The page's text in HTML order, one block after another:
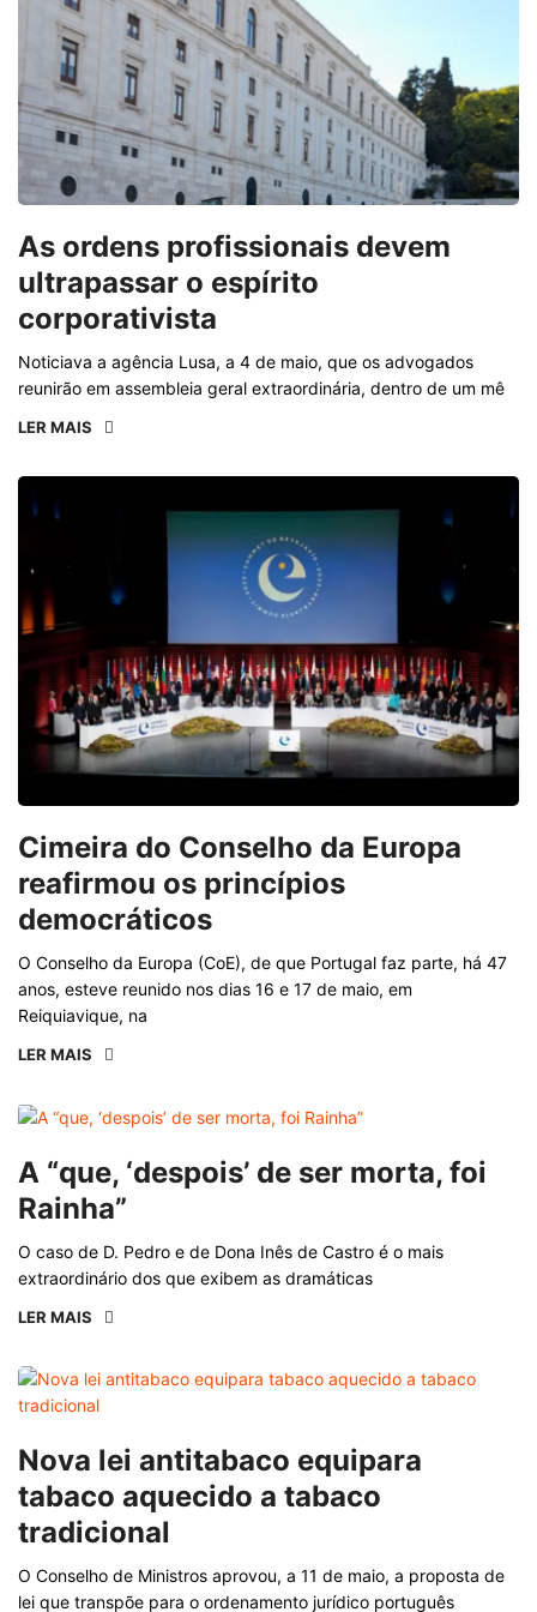
As ordens profissionais devem
ultrapassar o espírito
corporativista
Noticiava a agência Lusa, a 4 de maio, que os advogados
reunirão em assembleia geral extraordinária, dentro de um mê
LER MAIS
Cimeira do Conselho da Europa
reafirmou os princípios
democráticos
O Conselho da Europa (CoE), de que Portugal faz parte, há 47
anos, esteve reunido nos dias 16 e 17 de maio, em
Reiquiavique, na
LER MAIS
A “que, ‘despois’ de ser morta, foi
Rainha”
O caso de D. Pedro e de Dona Inês de Castro é o mais
extraordinário dos que exibem as dramáticas
LER MAIS
Nova lei antitabaco equipara
tabaco aquecido a tabaco
tradicional
O Conselho de Ministros aprovou, a 11 de maio, a proposta de
lei que transpõe para o ordenamento jurídico português